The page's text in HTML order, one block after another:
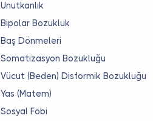
Unutkanlık
Bipolar Bozukluk
Baş Dönmeleri
Somatizasyon Bozukluğu
Vücut (Beden) Disformik Bozukluğu
Yas (Matem)
Sosyal Fobi